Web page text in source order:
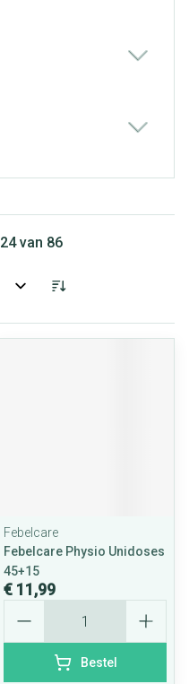
24van 86
Febelcare
Febelcare Physio Unidoses
45+15
€ 11,99
Bestel